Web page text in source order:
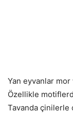
Yan eyvanlar
Özellikle
Tavanda çinilerle